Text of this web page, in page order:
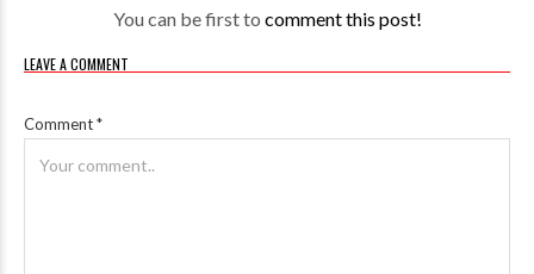
You can be first to comment this post!
LEAVE A COMMENT
Comment*